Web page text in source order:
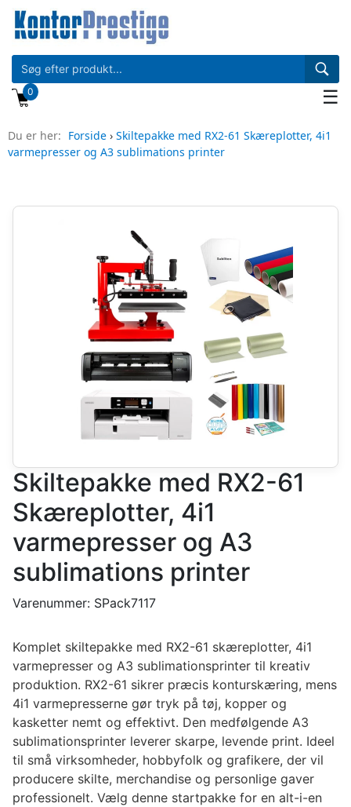
0 ☰
Du er her: Forside › Skiltepakke med RX2-61 Skæreplotter, 4i1
varmepresser og A3 sublimations printer
Skiltepakke med RX2-61
Skæreplotter, 4i1
varmepresser og A3
sublimations printer
Varenummer: SPack7117
Komplet skiltepakke med RX2-61 skæreplotter, 4i1
varmepresser og A3 sublimationsprinter til kreativ
produktion. RX2-61 sikrer præcis konturskæring, mens
4i1 varmepresserne gør tryk på tøj, kopper og
kasketter nemt og effektivt. Den medfølgende A3
sublimationsprinter leverer skarpe, levende print. Ideel
til små virksomheder, hobbyfolk og grafikere, der vil
producere skilte, merchandise og personlige gaver
professionelt. Vælg denne startpakke for en alt-i-en